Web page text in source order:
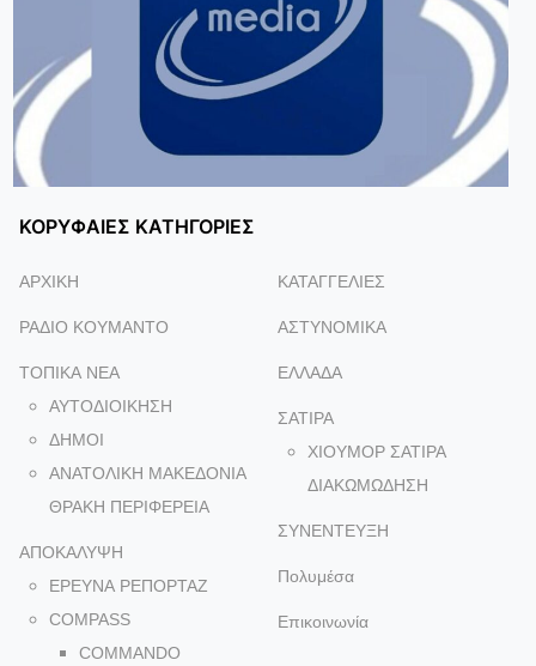
ΚΟΡΥΦΑΙΕΣ ΚΑΤΗΓΟΡΙΕΣ
ΑΡΧΙΚΗ
ΡΑΔΙΟ ΚΟΥΜΑΝΤΟ
ΤΟΠΙΚΑ NEA
ΑΥΤΟΔΙΟΙΚΗΣΗ
ΔΗΜΟΙ
ΑΝΑΤΟΛΙΚΗ ΜΑΚΕΔΟΝΙΑ
ΘΡΑΚΗ ΠΕΡΙΦΕΡΕΙΑ
ΑΠΟΚΑΛΥΨΗ
ΕΡΕΥΝΑ ΡΕΠΟΡΤΑΖ
COMPASS
COMMANDO
ΚΑΤΑΓΓΕΛΙΕΣ
ΑΣΤΥΝΟΜΙΚΑ
ΕΛΛΑΔΑ
ΣΑΤΙΡΑ
ΧΙΟΥΜΟΡ ΣΑΤΙΡΑ
ΔΙΑΚΩΜΩΔΗΣΗ
ΣΥΝΕΝΤΕΥΞΗ
Πολυμέσα
Επικοινωνία